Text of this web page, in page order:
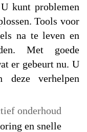
kunt problemen
Tools voor
na te leven en
Met goede
er gebeurtnu. U
deze verhelpen
onderhoud
en snelle